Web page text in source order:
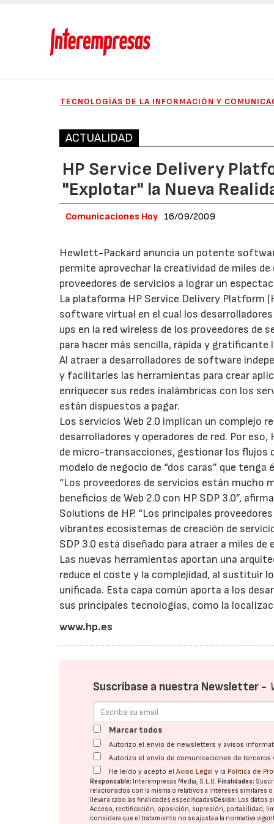
TECNOLOGÍAS DE LA INFORMACIÓN Y
ACTUALIDAD
HP Service Delivery
"Explotar" la Nueva
Comunicaciones Hoy 16/09/2009
Hewlett-Packard anuncia un potente
permite aprovechar la creatividad de miles
proveedores de servicios a lograr un
La plataforma HP Service Delivery Platform
software virtual en el cual los
ups en la red wireless de los proveedores de
para hacer más sencilla, rápida y
Al atraer a desarrolladores de software
y facilitarles las herramientas para crear
enriquecer sus redes inalámbricas con los
están dispuestos a pagar.
Los servicios Web 2.0 implican un complejo
desarrolladores y operadores de red. Por
de micro-transacciones, gestionar los flujos
modelo de negocio de “dos caras” que tenga
“Los proveedores de servicios están mucho
beneficios de Web 2.0 con HP SDP 3.0”,
Solutions de HP. “Los principales
vibrantes ecosistemas de creación de
SDP 3.0 está diseñado para atraer a miles de
Las nuevas herramientas aportan una
reduce el coste y la complejidad, al sustituir
unificada. Esta capa común aporta a los
sus principales tecnologías, como la
www.hp.es
Suscríbase a nuestra Newsletter -
Marcar todos
Autorizo el envío de newsletters y avisos
Autorizo el envío de comunicaciones de terceros
He leído y acepto elAviso Legal y la Política de
Responsable: Interempresas Media, S.L.U. Finalidades:
relacionados con la misma o relativos a intereses similares
llevar a cabo las finalidades especificadasCesión: Los datos
Acceso, rectificación, oposición, supresión, portabilidad,
considera que el tratamiento no se ajusta a la normativa